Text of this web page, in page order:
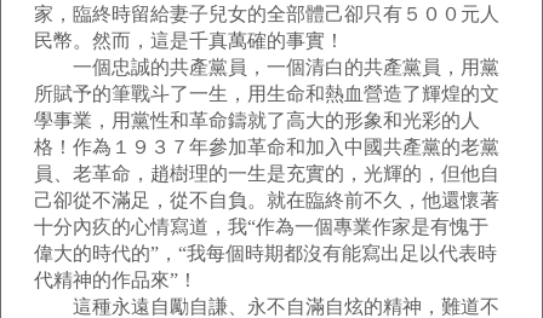
家，臨終時留給妻子兒女的全部體己卻只有５００元人
民幣。然而，這是千真萬確的事實！
一個忠誠的共產黨員，一個清白的共產黨員，用黨
所賦予的筆戰斗了一生，用生命和熱血營造了輝煌的文
學事業，用黨性和革命鑄就了高大的形象和光彩的人
格！作為１９３７年參加革命和加入中國共產黨的老黨
員、老革命，趙樹理的一生是充實的，光輝的，但他自
己卻從不滿足，從不自負。就在臨終前不久，他還懷著
十分內疚的心情寫道，我“作為一個專業作家是有愧于
偉大的時代的”，“我每個時期都沒有能寫出足以代表時
代精神的作品來”！
這種永遠自勵自謙、永不自滿自炫的精神，難道不